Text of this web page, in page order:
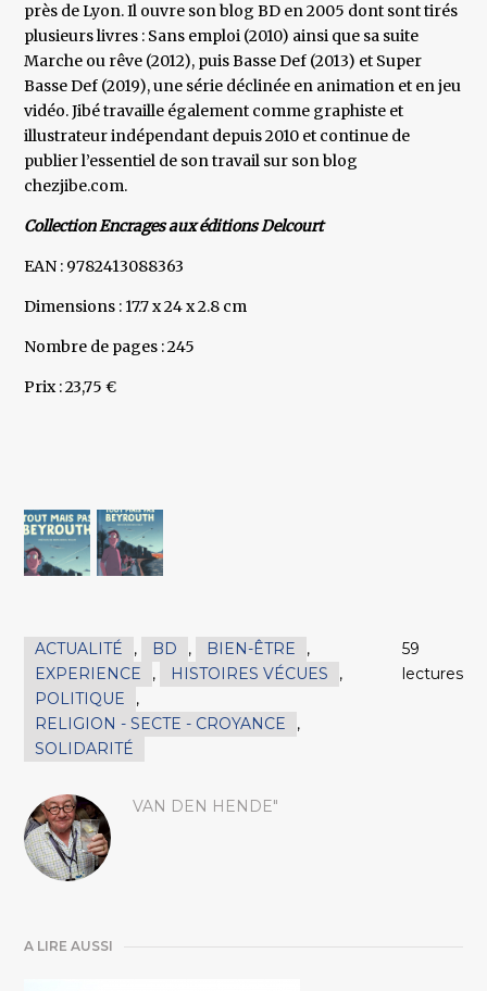
près de Lyon. Il ouvre son blog BD en 2005 dont sont tirés
plusieurs livres : Sans emploi (2010) ainsi que sa suite
Marche ou rêve (2012), puis Basse Def (2013) et Super
Basse Def (2019), une série déclinée en animation et en jeu
vidéo. Jibé travaille également comme graphiste et
illustrateur indépendant depuis 2010 et continue de
publier l’essentiel de son travail sur son blog
chezjibe.com.
Collection Encrages aux éditions Delcourt
EAN : 9782413088363
Dimensions : 17.7 x 24 x 2.8 cm
Nombre de pages : 245
Prix : 23,75 €
ACTUALITÉ , BD , BIEN-ÊTRE
,
EXPERIENCE
, HISTOIRES VÉCUES
,
POLITIQUE
,
RELIGION - SECTE - CROYANCE
,
SOLIDARITÉ
59
lectures
VAN DEN HENDE"
A LIRE AUSSI